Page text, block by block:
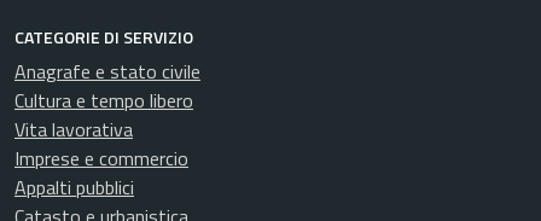
CATEGORIE DI SERVIZIO
Anagrafe e stato civile
Cultura e tempo libero
Vita lavorativa
Imprese e commercio
Appalti pubblici